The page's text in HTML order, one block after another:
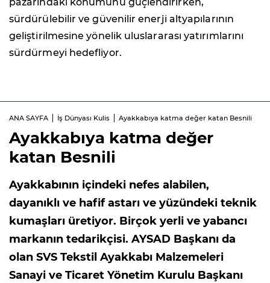
sürdürülebilir ve güvenilir enerji altyapılarının
geliştirilmesine yönelik uluslararası yatırımlarını
sürdürmeyi hedefliyor.
ANA SAYFA İş Dünyası Kulis Ayakkabıya katma değer katan Besnili
Ayakkabıya katma değer
katan Besnili
Ayakkabının içindeki nefes alabilen,
dayanıklı ve hafif astarı ve yüzündeki teknik
kumaşları üretiyor. Birçok yerli ve yabancı
markanın tedarikçisi. AYSAD Başkanı da
olan SVS Tekstil Ayakkabı Malzemeleri
Sanayi ve Ticaret Yönetim Kurulu Başkanı